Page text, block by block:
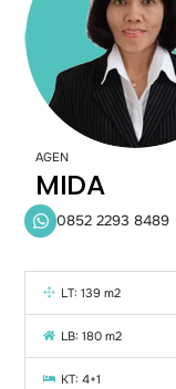
AGEN
MIDA
0852 2293 8489
LT: 139 m2
LB: 180 m2
KT: 4+1